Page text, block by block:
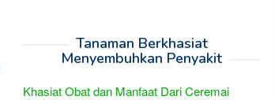
Tanaman Berkhasiat
Menyembuhkan Penyakit
Khasiat Obat dan Manfaat Dari Ceremai